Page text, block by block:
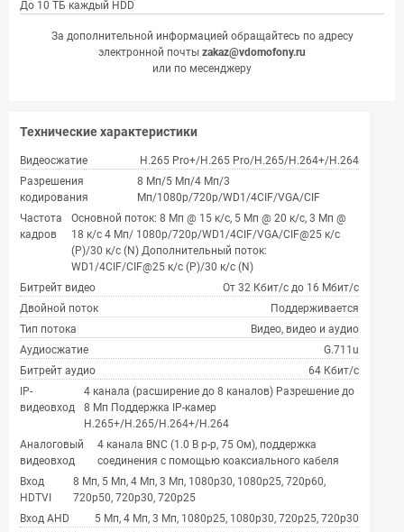
До 10 TБ каждый HDD
За дополнительной информацией обращайтесь по адресу
электронной почты zakaz@vdomofony.ru
или по месенджеру
Технические характеристики
Видеосжатие
H.265 Pro+/H.265 Pro/H.265/H.264+/H.264
Разрешения
кодирования
8 Мп/5 Мп/4 Мп/3
Мп/1080p/720p/WD1/4CIF/VGA/CIF
Частота
кадров
Основной поток: 8 Мп @ 15 к/с, 5 Мп @ 20 к/с, 3 Мп @
18 к/с 4 Мп/ 1080p/720p/WD1/4CIF/VGA/CIF@25 к/с
(P)/30 к/с (N) Дополнительный поток:
WD1/4CIF/CIF@25 к/с (P)/30 к/с (N)
Битрейт видео
От 32 Кбит/с до 16 Мбит/с
Двойной поток
Поддерживается
Тип потока
Видео, видео и аудио
Аудиосжатие
G.711u
Битрейт аудио
64 Кбит/с
IP-
видеовход
4 канала (расширение до 8 каналов) Разрешение до
8 Mп Поддержка IP-камер
H.265+/H.265/H.264+/H.264
Аналоговый
видеовход
4 канала BNC (1.0 В p-p, 75 Ом), поддержка
соединения с помощью коаксиального кабеля
Вход
HDTVI
8 Мп, 5 Мп, 4 Мп, 3 Мп, 1080p30, 1080p25, 720p60,
720p50, 720p30, 720p25
Вход AHD
5 Мп, 4 Мп, 3 Мп, 1080p25, 1080p30, 720p25, 720p30